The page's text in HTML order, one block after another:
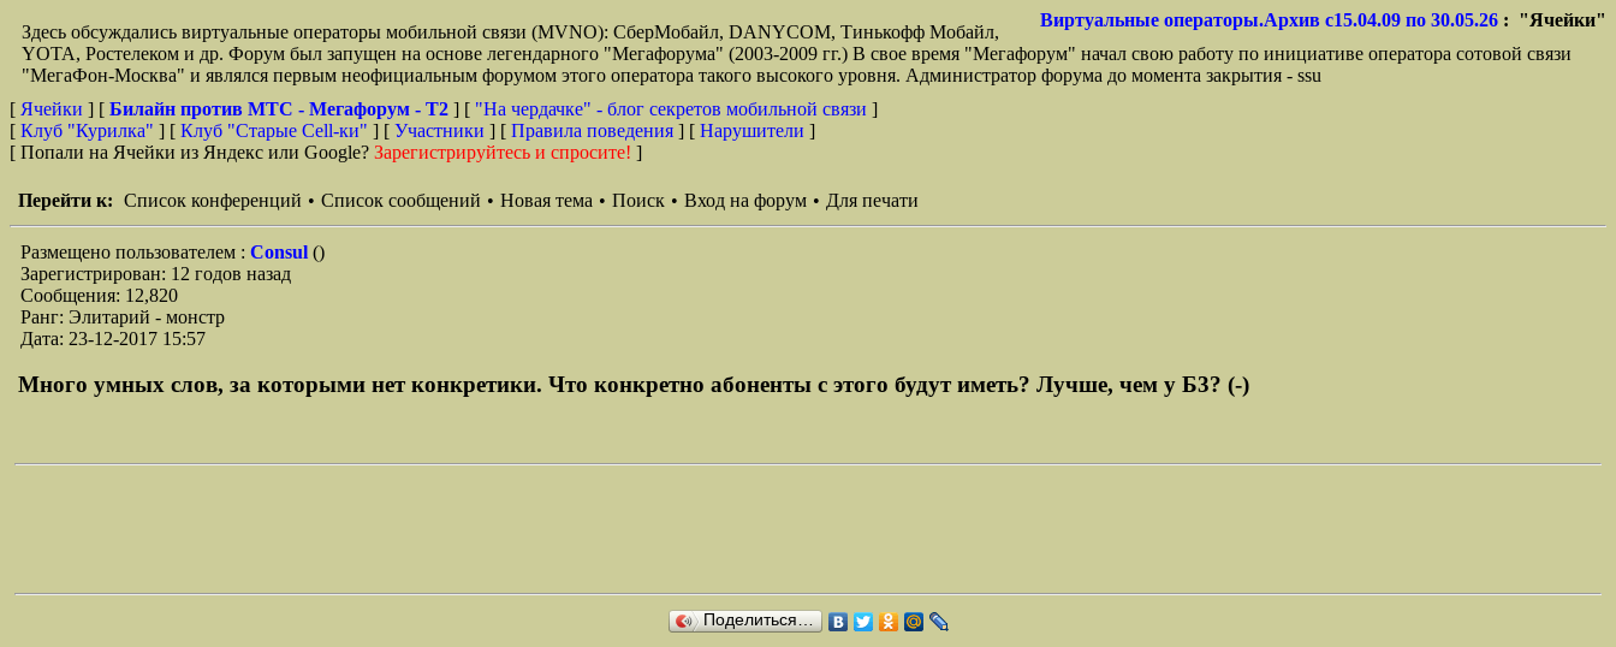
Виртуальные операторы.Архив с15.04.09 по 30.05.26 : "Ячейки"
Здесь обсуждались виртуальные операторы мобильной связи (MVNO): СберМобайл, DANYCOM, Тинькофф Мобайл,
YOTA, Ростелеком и др. Форум был запущен на основе легендарного "Мегафорума" (2003-2009 гг.) В свое время "Мегафорум" начал свою работу по инициативе оператора сотовой связи
"МегаФон-Москва" и являлся первым неофициальным форумом этого оператора такого высокого уровня. Администратор форума до момента закрытия - ssu
[ Ячейки ] [ Билайн против МТС - Мегафорум - T2 ] [ "На чердачке" - блог секретов мобильной связи ]
[ Клуб "Курилка" ] [ Клуб "Старые Сell-ки" ] [ Участники ] [ Правила поведения ] [ Нарушители ]
[ Попали на Ячейки из Яндекс или Google? Зарегистрируйтесь и спросите! ]
Перейти к: Список конференций • Список сообщений • Новая тема • Поиск • Вход на форум • Для печати
Размещено пользователем : Consul ()
Зарегистрирован: 12 годов назад
Сообщения: 12,820
Ранг: Элитарий - монстр
Дата: 23-12-2017 15:57
Много умных слов, за которыми нет конкретики. Что конкретно абоненты с этого будут иметь? Лучше, чем у Б3? (-)
Поделиться…